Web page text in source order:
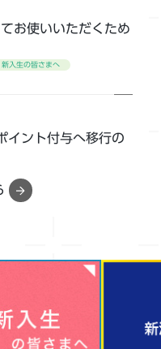
お使いいただくため
入生の皆さまへ
イント付与へ移行の